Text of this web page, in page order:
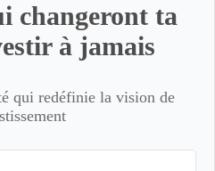
changeront ta
à jamais
qui redéfinie la vision de